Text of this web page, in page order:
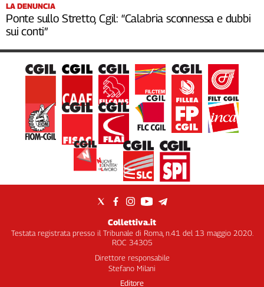
LA DENUNCIA
Ponte sullo Stretto, Cgil: “Calabria sconnessa e dubbi
sui conti”
Collettiva.it
Testata registrata presso il Tribunale di Roma, n.41 del 13 maggio 2020.
ROC 34305
Direttore responsabile
Stefano Milani
Editore